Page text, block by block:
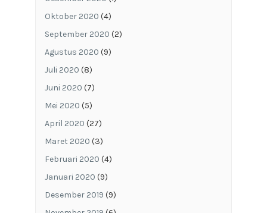
Oktober 2020 (4)
September 2020 (2)
Agustus 2020 (9)
Juli 2020 (8)
Juni 2020 (7)
Mei 2020 (5)
April 2020 (27)
Maret 2020 (3)
Februari 2020 (4)
Januari 2020 (9)
Desember 2019 (9)